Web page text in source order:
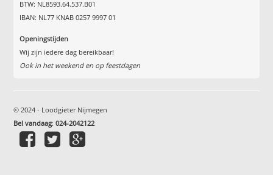
BTW: NL8593.64.537.B01
IBAN: NL77 KNAB 0257 9997 01
Openingstijden
Wij zijn iedere dag bereikbaar!
Ook in het weekend en op feestdagen
© 2024 - Loodgieter Nijmegen
Bel vandaag:024-2042122